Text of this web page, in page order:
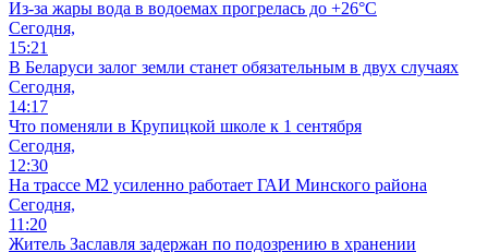
Из-за жары вода в водоемах прогрелась до +26°C
Сегодня,
15:21
В Беларуси залог земли станет обязательным в двух случаях
Сегодня,
14:17
Что поменяли в Крупицкой школе к 1 сентября
Сегодня,
12:30
На трассе М2 усиленно работает ГАИ Минского района
Сегодня,
11:20
Житель Заславля задержан по подозрению в хранении